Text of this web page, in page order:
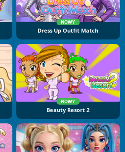
NOWY
Dress Up Outfit Match
NOWY
Beauty Resort 2